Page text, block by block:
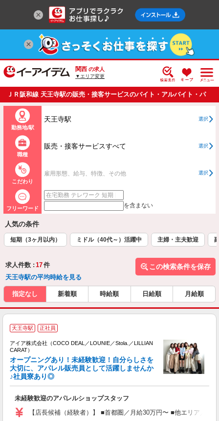
関西 の求人
▼エリア変更
ＪＲ阪和線 天王寺駅の販売・接客サービスのバイト・アルバイト・パ
ートの求人情報一覧
勤務地/駅
天王寺駅 選択
職種
販売・接客サービスすべて 選択
こだわり
雇用形態、給与、特徴、その他 選択
フリーワード を含まない
人気の条件
短期（3ヶ月以内） ミドル（40代～）活躍中 主婦・主夫歓迎
求人件数 : 17件
天王寺駅の平均時給を見る
この検索条件を保存
指定なし 新着順 時給順 日給順 月給順
天王寺駅 正社員
アイア株式会社（COCO DEAL／LOUNIE／Stola.／LILLIAN
CARAT）
オープニングあり！未経験歓迎！自分らしさを
大切に、アパレル販売員として活躍しませんか
♪社員寮あり◎
未経験歓迎のアパレルショップスタッフ
【店長候補（経験者）】 ■首都圏／月給30万円〜 ■他エリア／